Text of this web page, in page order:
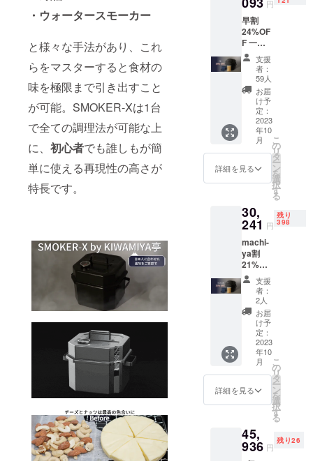
・ウォータースモーカー
と様々な手法があり、これ
らをマスターすると食材の
味を極限まで引き出すこと
が可能。SMOKER-Xは1台
で全ての調理法が可能な上
に、 初心者でも誰しもが簡
単に使える再現性の高さが
特長です。
円
早割
24%OF
F 一般
販売予
定価格
￥38,28
0の
24％OF
F ＜
付属品
＞ ・温
度計・
蓋・網
（大 /
小）・
受け
インフ
レー
ム・
SMOKE
R-X 専
用収納
バッグ
※ 今回
のプロ
ジェク
トでは
燻製
チップ
もお付
けして
お届け
しま
してお
りませ
んが、
支援
者：
59人
お届
け予
定：
2023
年10
月
詳細を見る
こ
の
リ
タ
ー
ン
を
選
択
す
る
30,
241 円
残り
398
machi-
ya割
21%OF
F 一般
販売予
定価格
￥38,28
21％OF
F ＜
付属品
＞ ・温
度計・
蓋・網
（大 /
小）・
皿・メ
インフ
レー
支援
者：
2人
お届
け予
定：
2023
年10
月
詳細を見る
こ
の
リ
タ
ー
ン
を
選
択
す
る
45,
936 円
残り26